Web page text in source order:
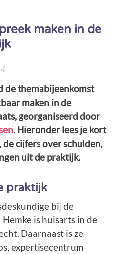
maken in de
de themabijeenkomst
maken in de
georganiseerd door
. Hieronder lees je kort
cijfers over schulden,
uit de praktijk.
praktijk
bij de
Hemke is huisarts in de
Daarnaast is ze
expertisecentrum